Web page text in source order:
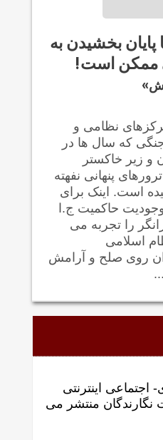
پایان بخشیدن به
ممکن است!
نظامی و
که سال ها در
و زیر خاکستر
پنهانی نفهته
است. اینک برای
حاکمیت ج.ا
را تجربه می
اسلامی
روی صلح و آرامش
اینترنتی
نگارندگان منتشر می